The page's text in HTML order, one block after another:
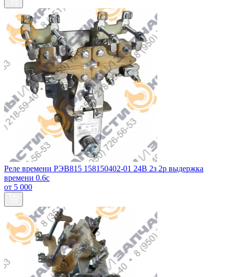
Реле времени РЭВ815 158150402-01 24В 2з 2р выдержка
времени 0.6с
от 5 000